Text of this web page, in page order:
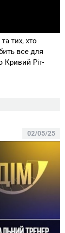
тих, хто
все для
Кривий Ріг-
02/05/25